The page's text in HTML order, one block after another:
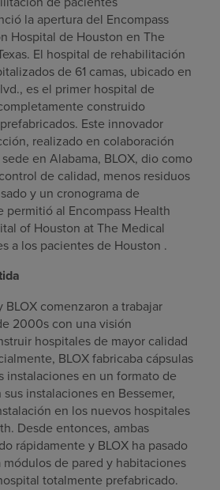
la apertura del Encompass
Hospital de Houston en The
. El hospital de rehabilitación
de 61 camas, ubicado en
es el primer hospital de
construido
Este innovador
realizado en colaboración
en Alabama, BLOX, dio como
de calidad, menos residuos
y un cronograma de
permitió al Encompass Health
of Houston at The Medical
a los pacientes de Houston .
BLOX comenzaron a trabajar
2000s con una visión
hospitales de mayor calidad
BLOX fabricaba cápsulas
instalaciones en un formato de
instalaciones en Bessemer,
en los nuevos hospitales
Desde entonces, ambas
rápidamente y BLOX ha pasado
de pared y habitaciones
totalmente prefabricado.